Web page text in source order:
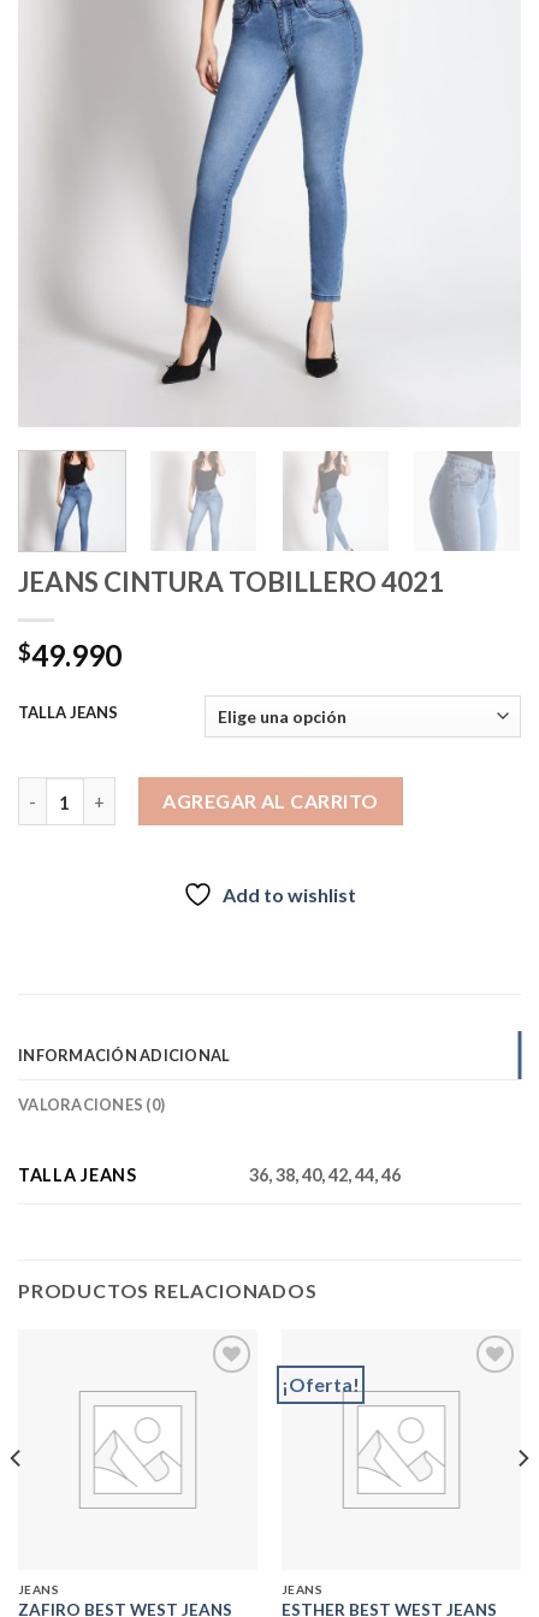
JEANS CINTURA TOBILLERO 4021
$49.990
TALLA JEANS
AGREGAR AL CARRITO
Add to wishlist
INFORMACIÓN ADICIONAL
VALORACIONES (0)
TALLA JEANS 36, 38, 40, 42, 44, 46
PRODUCTOS RELACIONADOS
JEANS
ZAFIRO BEST WEST JEANS
¡Oferta!
JEANS
ESTHER BEST WEST JEANS